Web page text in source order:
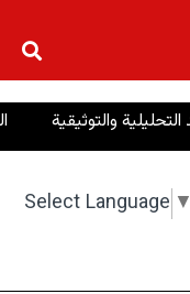
Select Language ▼